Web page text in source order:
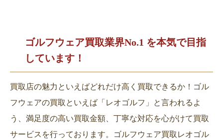
ゴルフウェア買取業界No.1 を本気で目指
しています！
買取店の魅力といえばどれだけ高く買取できるか！ゴル
フウェアの買取といえば「レオゴルフ」と言われるよ
う、満足度の高い買取金額、丁寧な対応を心がけて買取
サービスを行っております。ゴルフウェア買取レオゴル